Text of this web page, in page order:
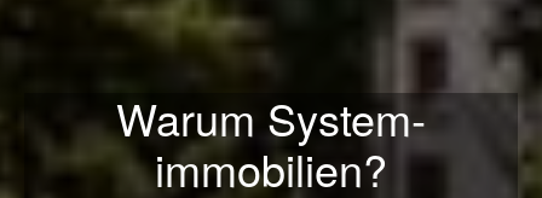
Warum System­
immobilien?